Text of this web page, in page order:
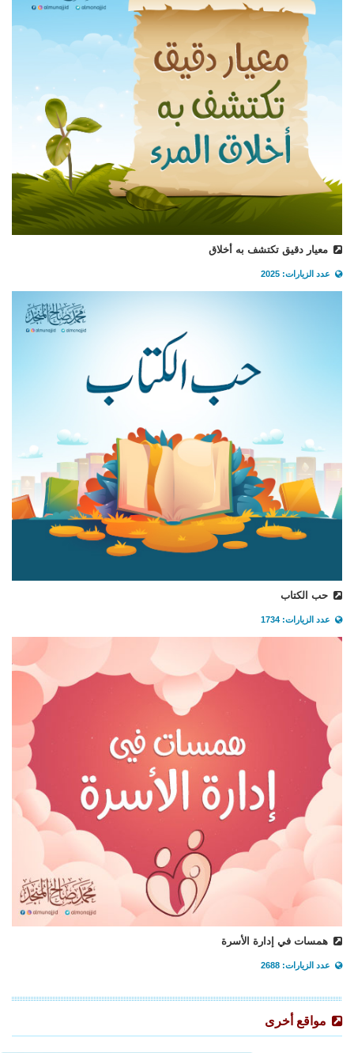
معيار دقيق تكتشف به أخلاق
عدد الزيارات: 2025
حب الكتاب
عدد الزيارات: 1734
همسات في إدارة الأسرة
عدد الزيارات: 2688
مواقع أخرى